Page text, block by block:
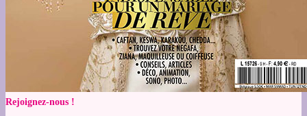
Rejoignez-nous !